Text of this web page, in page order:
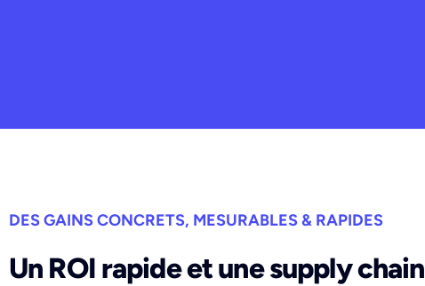
DES GAINS CONCRETS, MESURABLES & RAPIDES
Un ROI rapide et une supply